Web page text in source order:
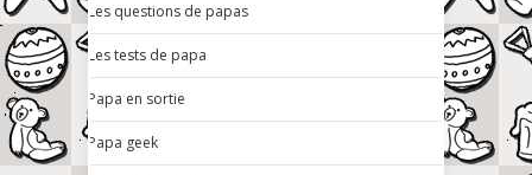
Les questions de papas
Les tests de papa
Papa en sortie
Papa geek